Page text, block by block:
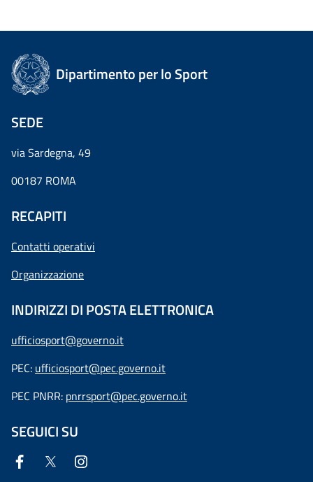
Dipartimento per lo Sport
SEDE
via Sardegna, 49
00187 ROMA
RECAPITI
Contatti operativi
Organizzazione
INDIRIZZI DI POSTA ELETTRONICA
ufficiosport@governo.it
PEC: ufficiosport@pec.governo.it
PEC PNRR: pnrrsport@pec.governo.it
SEGUICI SU